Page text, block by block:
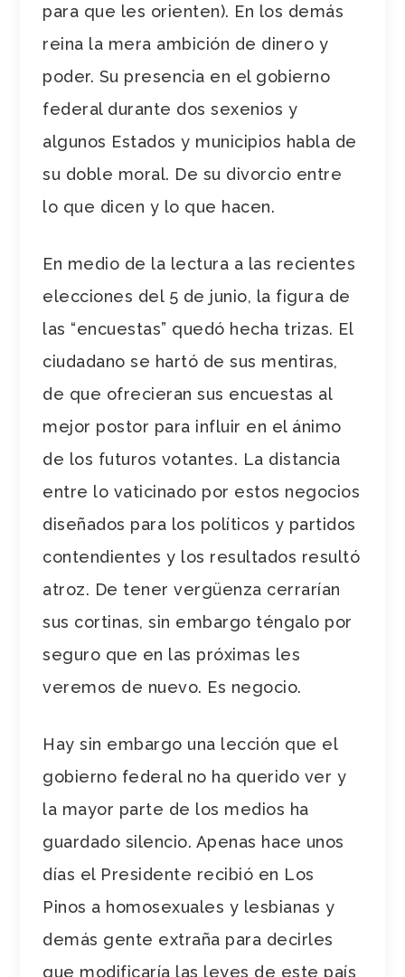
para que les orienten). En los demás
reina la mera ambición de dinero y
poder. Su presencia en el gobierno
federal durante dos sexenios y
algunos Estados y municipios habla de
su doble moral. De su divorcio entre
lo que dicen y lo que hacen.
En medio de la lectura a las recientes
elecciones del 5 de junio, la figura de
las “encuestas” quedó hecha trizas. El
ciudadano se hartó de sus mentiras,
de que ofrecieran sus encuestas al
mejor postor para influir en el ánimo
de los futuros votantes. La distancia
entre lo vaticinado por estos negocios
diseñados para los políticos y partidos
contendientes y los resultados resultó
atroz. De tener vergüenza cerrarían
sus cortinas, sin embargo téngalo por
seguro que en las próximas les
veremos de nuevo. Es negocio.
Hay sin embargo una lección que el
gobierno federal no ha querido ver y
la mayor parte de los medios ha
guardado silencio. Apenas hace unos
días el Presidente recibió en Los
Pinos a homosexuales y lesbianas y
demás gente extraña para decirles
que modificaría las leyes de este país